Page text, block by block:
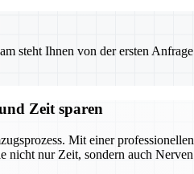
steht Ihnen von der ersten
Zeit sparen
Mit einer
nicht nur Zeit, sondern auch